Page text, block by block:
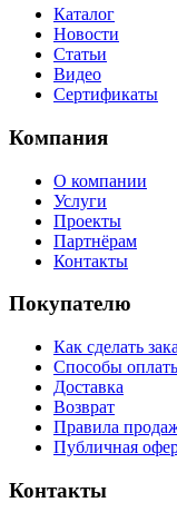
Каталог
Новости
Статьи
Видео
Сертификаты
Компания
О компании
Услуги
Проекты
Партнёрам
Контакты
Покупателю
Как сделать
Способы
Доставка
Возврат
Правила
Публичная
Контакты